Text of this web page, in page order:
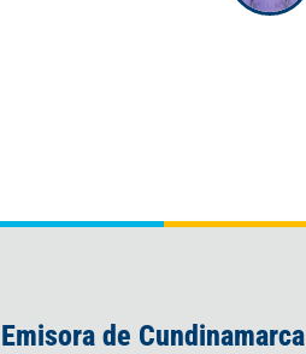
de Cundinamarca